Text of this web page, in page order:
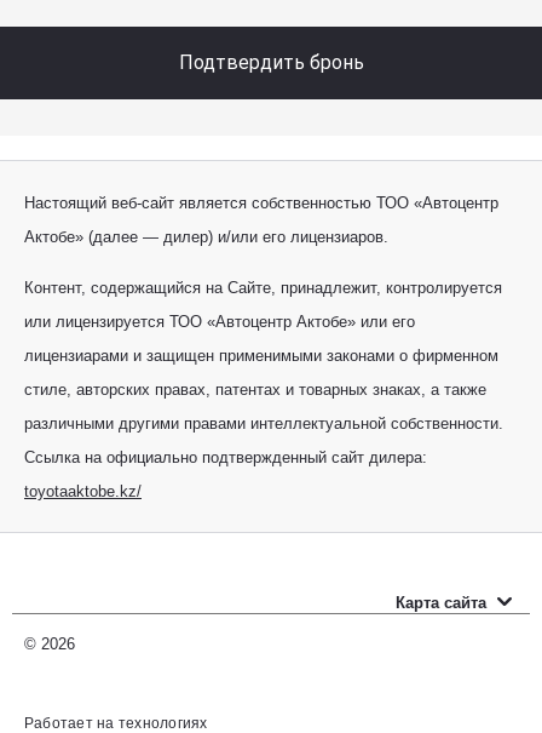
Подтвердить бронь
Настоящий веб-сайт является собственностью ТОО «Автоцентр
Актобе» (далее — дилер) и/или его лицензиаров.
Контент, содержащийся на Сайте, принадлежит, контролируется
или лицензируется ТОО «Автоцентр Актобе» или его
лицензиарами и защищен применимыми законами о фирменном
стиле, авторских правах, патентах и товарных знаках, а также
различными другими правами интеллектуальной собственности.
Ссылка на официально подтвержденный сайт дилера:
toyotaaktobe.kz/
Карта сайта
Новые автомобили
© 2026
Работает на технологиях